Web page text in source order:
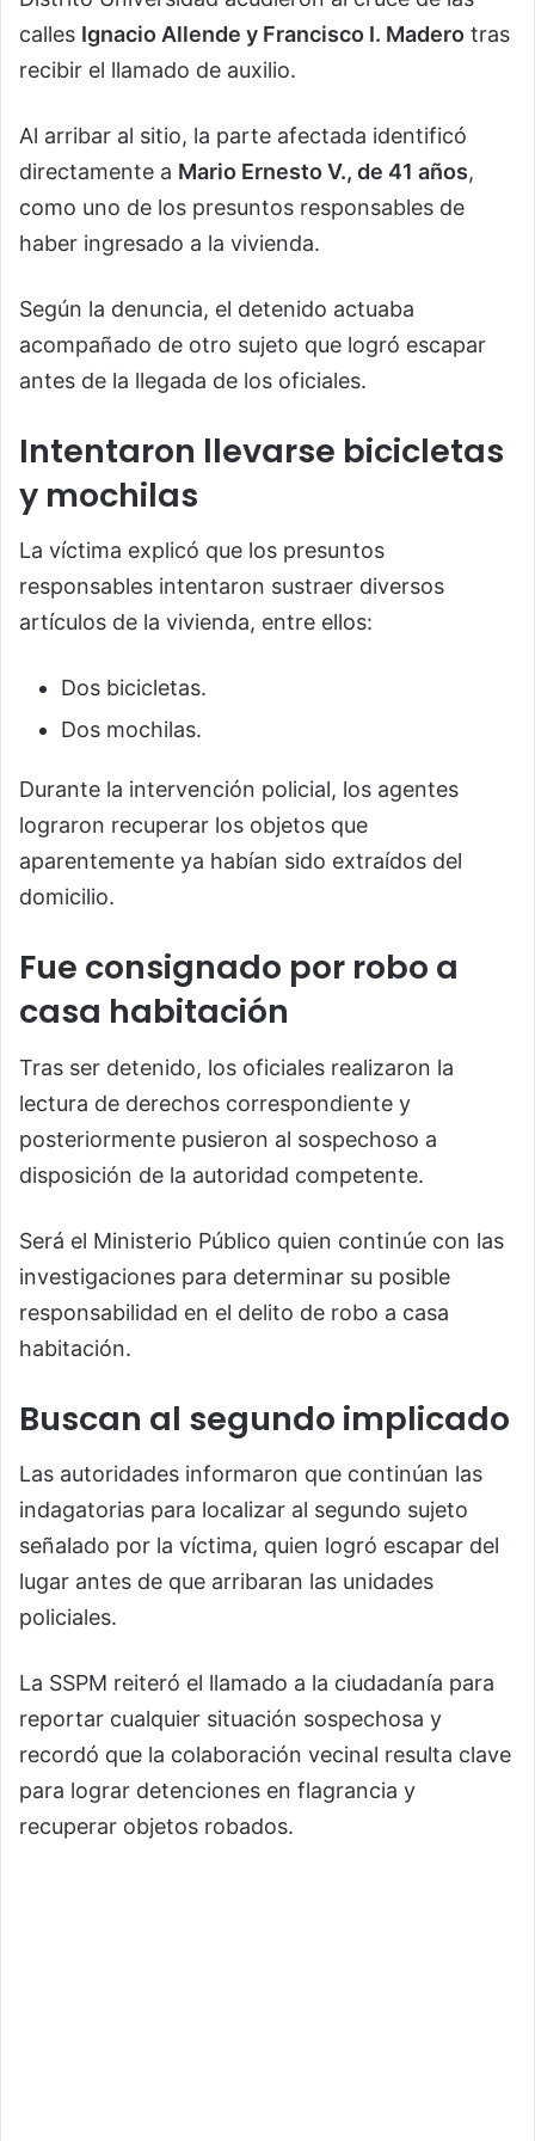
calles Ignacio Allende y Francisco I. Madero tras
recibir el llamado de auxilio.
Al arribar al sitio, la parte afectada identificó
directamente a Mario Ernesto V., de 41 años,
como uno de los presuntos responsables de
haber ingresado a la vivienda.
Según la denuncia, el detenido actuaba
acompañado de otro sujeto que logró escapar
antes de la llegada de los oficiales.
Intentaron llevarse bicicletas
y mochilas
La víctima explicó que los presuntos
responsables intentaron sustraer diversos
artículos de la vivienda, entre ellos:
Dos bicicletas.
Dos mochilas.
Durante la intervención policial, los agentes
lograron recuperar los objetos que
aparentemente ya habían sido extraídos del
domicilio.
Fue consignado por robo a
casa habitación
Tras ser detenido, los oficiales realizaron la
lectura de derechos correspondiente y
posteriormente pusieron al sospechoso a
disposición de la autoridad competente.
Será el Ministerio Público quien continúe con las
investigaciones para determinar su posible
responsabilidad en el delito de robo a casa
habitación.
Buscan al segundo implicado
Las autoridades informaron que continúan las
indagatorias para localizar al segundo sujeto
señalado por la víctima, quien logró escapar del
lugar antes de que arribaran las unidades
policiales.
La SSPM reiteró el llamado a la ciudadanía para
reportar cualquier situación sospechosa y
recordó que la colaboración vecinal resulta clave
para lograr detenciones en flagrancia y
recuperar objetos robados.